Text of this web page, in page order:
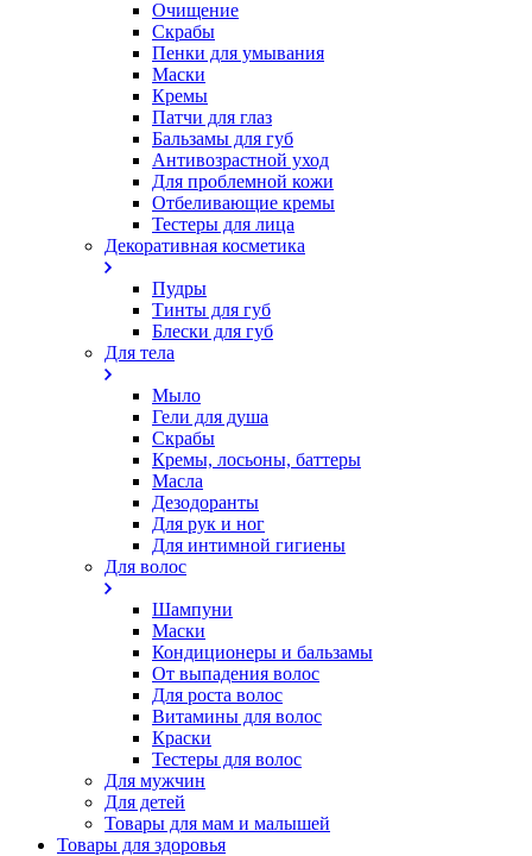
Очищение
Скрабы
Пенки для умывания
Маски
Кремы
Патчи для глаз
Бальзамы для губ
Антивозрастной уход
Для проблемной кожи
Oтбеливающие кремы
Тестеры для лица
Декоративная косметика
Пудры
Тинты для губ
Блески для губ
Для тела
Мыло
Гели для душа
Скрабы
Кремы, лосьоны, баттеры
Масла
Дезодоранты
Для рук и ног
Для интимной гигиены
Для волос
Шампуни
Маски
Кондиционеры и бальзамы
От выпадения волос
Для роста волос
Витамины для волос
Краски
Тестеры для волос
Для мужчин
Для детей
Товары для мам и малышей
Товары для здоровья